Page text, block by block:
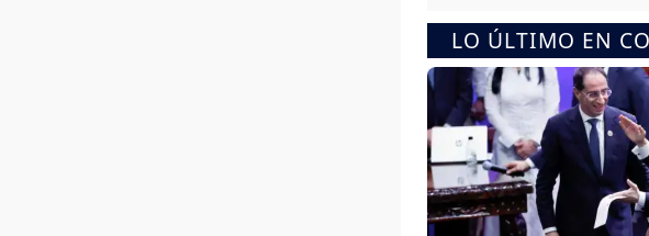
LO ÚLTIMO EN